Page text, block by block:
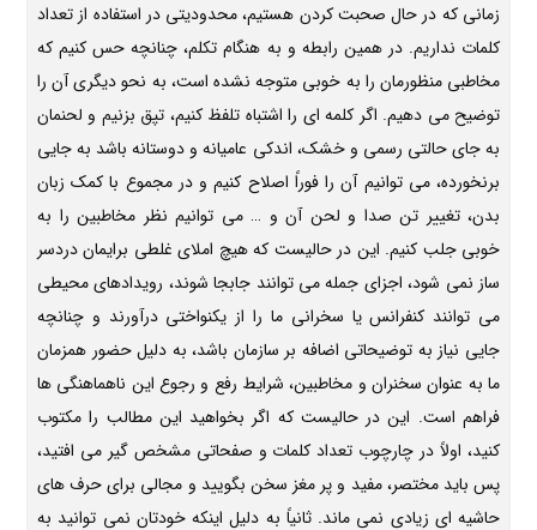
زمانی که در حال صحبت کردن هستیم، محدودیتی در استفاده از تعداد
کلمات نداریم. در همین رابطه و به هنگام تکلم، چنانچه حس کنیم که
مخاطبی منظورمان را به خوبی متوجه نشده است، به نحو دیگری آن را
توضیح می دهیم. اگر کلمه ای را اشتباه تلفظ کنیم، تپق بزنیم و لحنمان
به جای حالتی رسمی و خشک، اندکی عامیانه و دوستانه باشد به جایی
برنخورده، می توانیم آن را فوراً اصلاح کنیم و در مجموع با کمک زبان
بدن، تغییر تن صدا و لحن آن و … می توانیم نظر مخاطبین را به
خوبی جلب کنیم. این در حالیست که هیچ املای غلطی برایمان دردسر
ساز نمی شود، اجزای جمله می توانند جابجا شوند، رویدادهای محیطی
می توانند کنفرانس یا سخرانی ما را از یکنواختی درآورند و چنانچه
جایی نیاز به توضیحاتی اضافه بر سازمان باشد، به دلیل حضور همزمان
ما به عنوان سخنران و مخاطبین، شرایط رفع و رجوع این ناهماهنگی ها
فراهم است. این در حالیست که اگر بخواهید این مطالب را مکتوب
کنید، اولاً در چارچوب تعداد کلمات و صفحاتی مشخص گیر می افتید،
پس باید مختصر، مفید و پر مغز سخن بگویید و مجالی برای حرف های
حاشیه ای زیادی نمی ماند. ثانیاً به دلیل اینکه خودتان نمی توانید به